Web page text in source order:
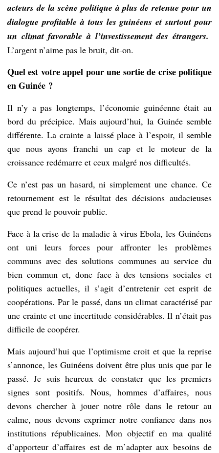
acteurs de la scène politique à plus de retenue pour un
dialogue profitable à tous les guinéens et surtout pour
un climat favorable à l’investissement des étrangers.
L’argent n’aime pas le bruit, dit-on.
Quel est votre appel pour une sortie de crise politique
en Guinée ?
Il n’y a pas longtemps, l’économie guinéenne était au
bord du précipice. Mais aujourd’hui, la Guinée semble
différente. La crainte a laissé place à l’espoir, il semble
que nous ayons franchi un cap et le moteur de la
croissance redémarre et ceux malgré nos difficultés.
Ce n’est pas un hasard, ni simplement une chance. Ce
retournement est le résultat des décisions audacieuses
que prend le pouvoir public.
Face à la crise de la maladie à virus Ebola, les Guinéens
ont uni leurs forces pour affronter les problèmes
communs avec des solutions communes au service du
bien commun et, donc face à des tensions sociales et
politiques actuelles, il s’agit d’entretenir cet esprit de
coopérations. Par le passé, dans un climat caractérisé par
une crainte et une incertitude considérables. Il n’était pas
difficile de coopérer.
Mais aujourd’hui que l’optimisme croit et que la reprise
s’annonce, les Guinéens doivent être plus unis que par le
passé. Je suis heureux de constater que les premiers
signes sont positifs. Nous, hommes d’affaires, nous
devons chercher à jouer notre rôle dans le retour au
calme, nous devons exprimer notre confiance dans nos
institutions républicaines. Mon objectif en ma qualité
d’apporteur d’affaires est de m’adapter aux besoins de